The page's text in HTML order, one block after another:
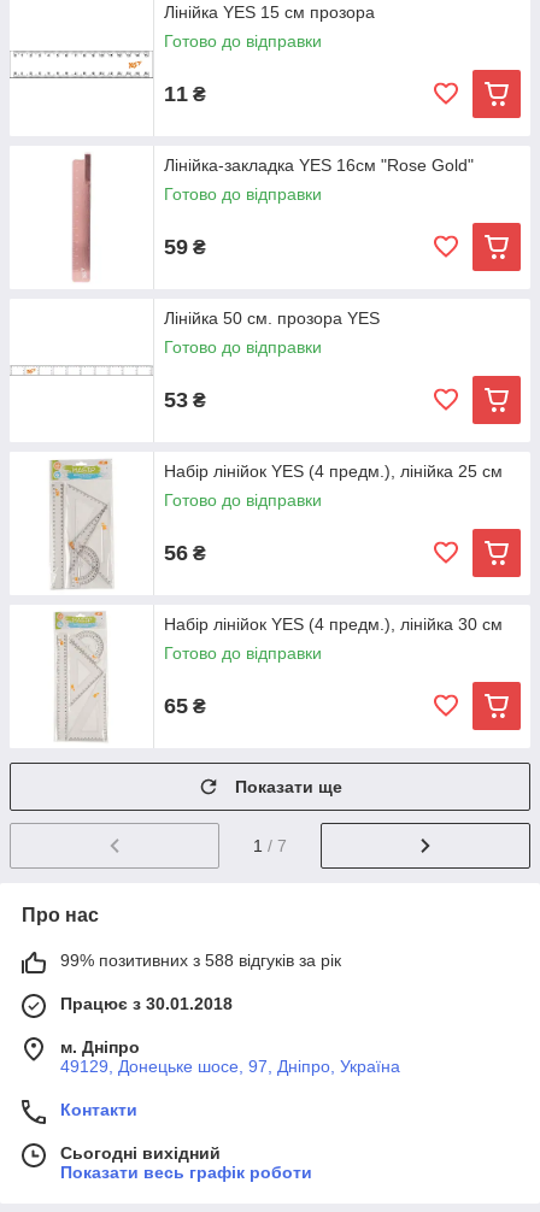
Лінійка YES 15 см прозора
Готово до відправки
11 ₴
Лінійка-закладка YES 16см "Rose Gold"
Готово до відправки
59 ₴
Лінійка 50 см. прозора YES
Готово до відправки
53 ₴
Набір лінійок YES (4 предм.), лінійка 25 см
Готово до відправки
56 ₴
Набір лінійок YES (4 предм.), лінійка 30 см
Готово до відправки
65 ₴
Показати ще
1 / 7
Про нас
99% позитивних з 588 відгуків за рік
Працює з 30.01.2018
м. Дніпро
49129, Донецьке шосе, 97, Дніпро, Україна
Контакти
Сьогодні вихідний
Показати весь графік роботи